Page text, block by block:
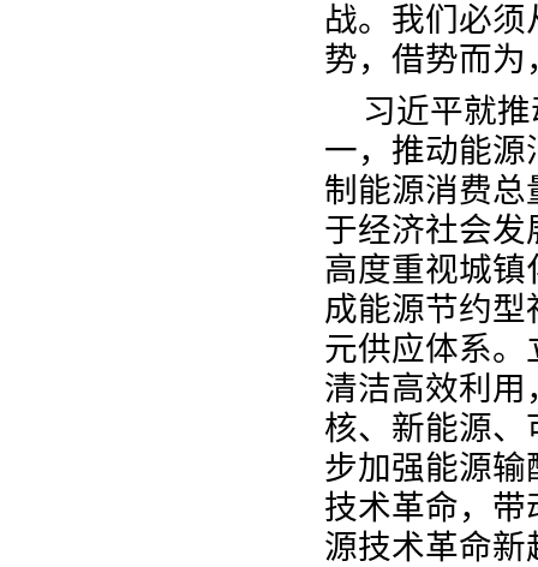
战。我们必
势，借势而
习近平就
一，推动能
制能源消费
于经济社会
高度重视城
成能源节约
元供应体系
清洁高效利
核、新能源
步加强能源
技术革命，
源技术革命